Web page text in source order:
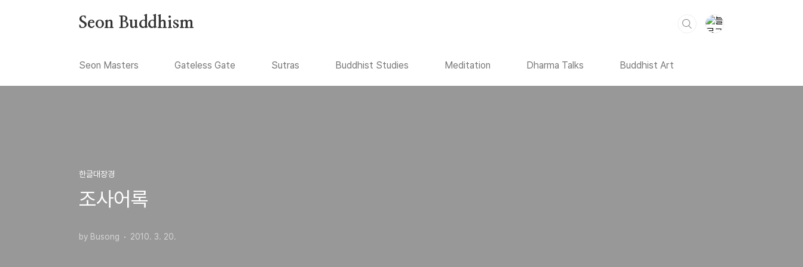
Seon Buddhism
Seon Masters Gateless Gate Sutras Buddhist Studies Meditation Dharma Talks Buddhist Art
한글대장경
조사어록
by Busong 2010. 3. 20.